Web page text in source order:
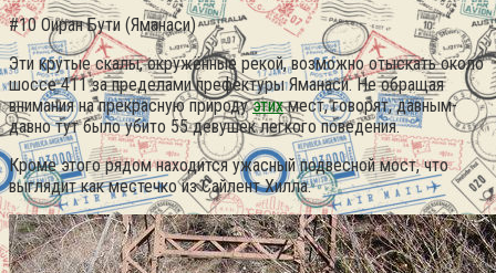
#10 Оиран Бути (Яманаси)
Эти крутые скалы, окружённые рекой, возможно отыскать около
шоссе 411 за пределами префектуры Яманаси.Не обращая
внимания на прекрасную природуэтихмест, говорят, давным-
давно тут было убито 55 девушек легкого поведения.
Кроме этого рядом находится ужасный подвесной мост, что
выглядит как местечко из Сайлент Хилла.